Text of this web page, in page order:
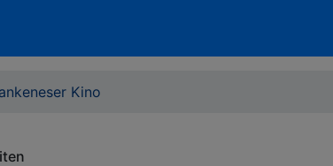
Kino